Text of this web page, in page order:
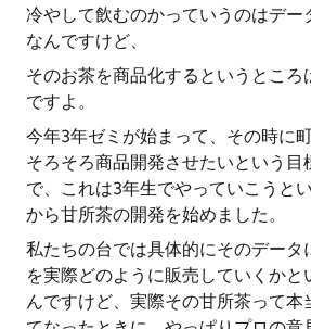
冷やして飲むのかっていうのはデー
なんですけど、
そのお茶を商品化するというところ
ですよ。
今年3年ゼミが始まって、その時に
そろそろ商品開発させたいという目
で、これは3年生でやっていこうと
から甘所茶の開発を始めました。
私たちの台では具体的にそのデータ
を実際どのように販売していくかと
んですけど、実際その甘所茶って本